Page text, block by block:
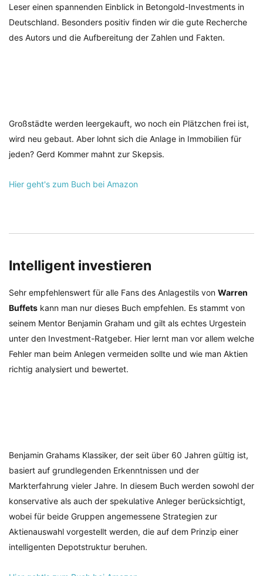
Leser einen spannenden Einblick in Betongold-Investments in
Deutschland. Besonders positiv finden wir die gute Recherche
des Autors und die Aufbereitung der Zahlen und Fakten.
Großstädte werden leergekauft, wo noch ein Plätzchen frei ist,
wird neu gebaut. Aber lohnt sich die Anlage in Immobilien für
jeden? Gerd Kommer mahnt zur Skepsis.
Hier geht's zum Buch bei Amazon
Intelligent investieren
Sehr empfehlenswert für alle Fans des Anlagestils von Warren
Buffets kann man nur dieses Buch empfehlen. Es stammt von
seinem Mentor Benjamin Graham und gilt als echtes Urgestein
unter den Investment-Ratgeber. Hier lernt man vor allem welche
Fehler man beim Anlegen vermeiden sollte und wie man Aktien
richtig analysiert und bewertet.
Benjamin Grahams Klassiker, der seit über 60 Jahren gültig ist,
basiert auf grundlegenden Erkenntnissen und der
Markterfahrung vieler Jahre. In diesem Buch werden sowohl der
konservative als auch der spekulative Anleger berücksichtigt,
wobei für beide Gruppen angemessene Strategien zur
Aktienauswahl vorgestellt werden, die auf dem Prinzip einer
intelligenten Depotstruktur beruhen.